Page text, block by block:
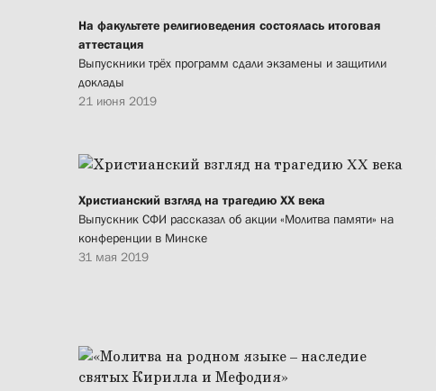
На факультете религиоведения состоялась итоговая
аттестация
Выпускники трёх программ сдали экзамены и защитили
доклады
21 июня 2019
Христианский взгляд на трагедию XX века
Выпускник СФИ рассказал об акции «Молитва памяти» на
конференции в Минске
31 мая 2019